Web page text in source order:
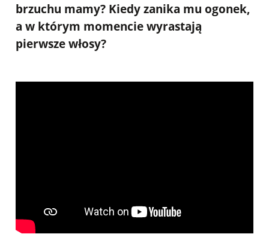
brzuchu mamy? Kiedy zanika mu ogonek,
a w którym momencie wyrastają
pierwsze włosy?